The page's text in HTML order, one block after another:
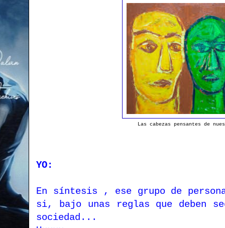
Las cabezas pensantes de
YO:
En síntesis , ese grupo de
si, bajo unas reglas que deben
sociedad...